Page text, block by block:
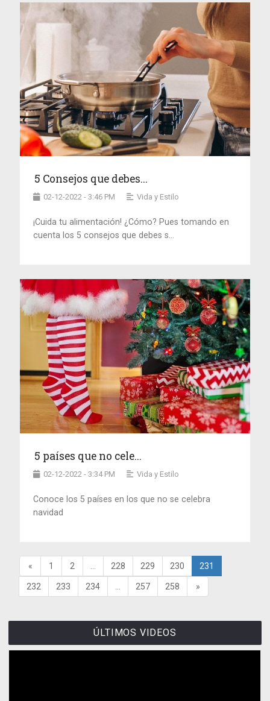
5 Consejos que debes...
02-12-2022 - 3:46 PM Vida y Estilo
¡Cuida tu alimentación! ¿Cómo? Pues tomando en
cuenta los 5 consejos que debes s...
5 países que no cele...
02-12-2022 - 3:34 PM Vida y Estilo
Conoce los 5 países en los que no se celebra
navidad
« 1 2 228 229 230 231
232 233 234 257 258 »
ÚLTIMOS VIDEOS